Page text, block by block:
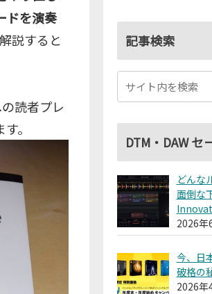
ドを演奏
説すると
読者プレ
。
記事検索
DTM・DAW セ
どんな
面倒な
2026年
今、日
破格の
2026年